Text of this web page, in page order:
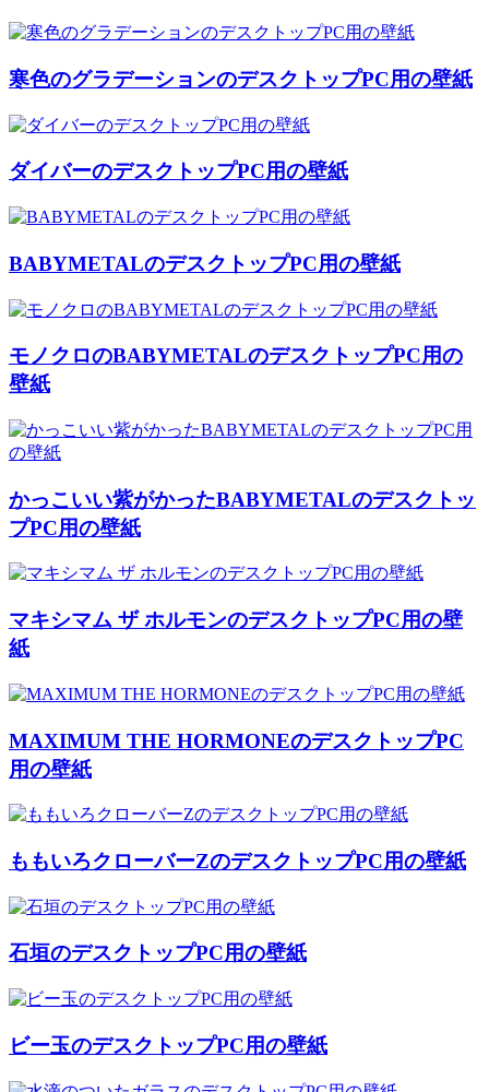
寒色のグラデーションのデスクトップPC用の壁紙
ダイバーのデスクトップPC用の壁紙
BABYMETALのデスクトップPC用の壁紙
モノクロのBABYMETALのデスクトップPC用の
壁紙
かっこいい紫がかったBABYMETALのデスクトッ
プPC用の壁紙
マキシマム ザ ホルモンのデスクトップPC用の壁
紙
MAXIMUM THE HORMONEのデスクトップPC
用の壁紙
ももいろクローバーZのデスクトップPC用の壁紙
石垣のデスクトップPC用の壁紙
ビー玉のデスクトップPC用の壁紙